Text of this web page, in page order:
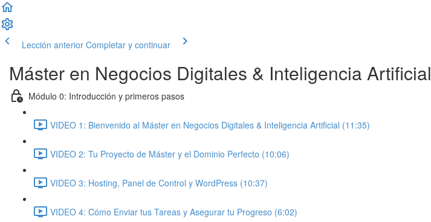
Lección anterior Completar y continuar
Máster en Negocios Digitales & Inteligencia Artificial
Módulo 0: Introducción y primeros pasos
VIDEO 1: Bienvenido al Máster en Negocios Digitales & Inteligencia Artificial (11:35)
VIDEO 2: Tu Proyecto de Máster y el Dominio Perfecto (10:06)
VIDEO 3: Hosting, Panel de Control y WordPress (10:37)
VIDEO 4: Cómo Enviar tus Tareas y Asegurar tu Progreso (6:02)